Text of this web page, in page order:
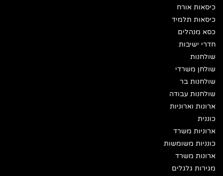
כיסאות אורח
כיסאות תלמיד
כסא מנהלים
חדרי ישיבות
שולחנות
שולחן משרדי
שולחנות בר
שולחנות עבודה
ארונות וארוניות
כוננית
ארוניות משרד
כונניות משומשות
ארונות משרד
מגירות גלגלים